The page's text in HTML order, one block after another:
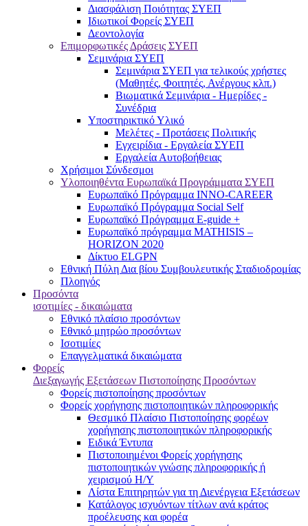
Διασφάλιση Ποιότητας ΣΥΕΠ
Ιδιωτικοί Φορείς ΣΥΕΠ
Δεοντολογία
Επιμορφωτικές Δράσεις ΣΥΕΠ
Σεμινάρια ΣΥΕΠ
Σεμινάρια ΣΥΕΠ για τελικούς χρήστες
(Μαθητές, Φοιτητές, Ανέργους κλπ.)
Βιωματικά Σεμινάρια - Ημερίδες -
Συνέδρια
Υποστηρικτικό Υλικό
Μελέτες - Προτάσεις Πολιτικής
Εγχειρίδια - Εργαλεία ΣΥΕΠ
Εργαλεία Αυτοβοήθειας
Χρήσιμοι Σύνδεσμοι
Υλοποιηθέντα Ευρωπαϊκά Προγράμματα ΣΥΕΠ
Ευρωπαϊκό Πρόγραμμα INNO-CAREER
Ευρωπαϊκό Πρόγραμμα Social Self
Ευρωπαϊκό Πρόγραμμα E-guide +
Ευρωπαϊκό πρόγραμμα MATHISIS –
HORIZON 2020
Δίκτυο ELGPN
Εθνική Πύλη Δια βίου Συμβουλευτικής Σταδιοδρομίας
Πλοηγός
Προσόντα
ισοτιμίες - δικαιώματα
Εθνικό πλαίσιο προσόντων
Εθνικό μητρώο προσόντων
Ισοτιμίες
Επαγγελματικά δικαιώματα
Φορείς
Διεξαγωγής Εξετάσεων Πιστοποίησης Προσόντων
Φορείς πιστοποίησης προσόντων
Φορείς χορήγησης πιστοποιητικών πληροφορικής
Θεσμικό Πλαίσιο Πιστοποίησης φορέων
χορήγησης πιστοποιητικών πληροφορικής
Ειδικά Έντυπα
Πιστοποιημένοι Φορείς χορήγησης
πιστοποιητικών γνώσης πληροφορικής ή
χειρισμού Η/Υ
Λίστα Επιτηρητών για τη Διενέργεια Εξετάσεων
Κατάλογος ισχυόντων τίτλων ανά κράτος
προέλευσης και φορέα